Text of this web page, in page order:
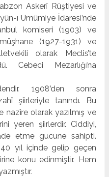
Askerî Rüştiyesi ve
ı Umûmiye İdaresi’nde
komiseri (1903) ve
(1927-1931) ve
olarak Meclis’te
Cebeci Mezarlığı’na
1908’den sonra
şiirleriyle tanındı. Bu
nazîre olarak yazılmış ve
yeren şiirlerdir. Ciddiyi,
etme gücüne sahipti.
yıl içinde gelip geçen
konu edinmiştir. Hem